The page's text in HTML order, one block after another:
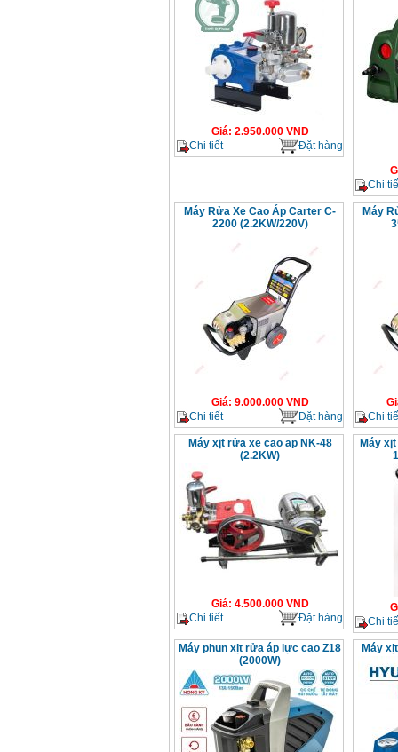
Giá: 2.950.000VND
Chi tiết
Đặt hàng
Chi
Máy Rửa Xe Cao Áp Carter C-
2200 (2.2KW/220V)
Giá: 9.000.000VND
Chi tiết
Đặt hàng
Máy
Chi
Máy xịt rửa xe cao ap NK-48
(2.2KW)
Giá: 4.500.000VND
Chi tiết
Đặt hàng
Máy
Chi
Máy phun xịt rửa áp lực cao Z18
(2000W)
Máy